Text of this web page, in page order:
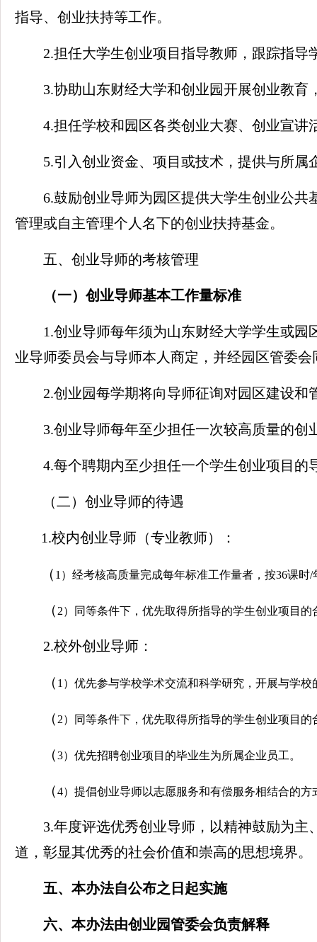
指导、创业扶持等工作。
2.担任大学生创业项目指导教师，跟踪指
3.协助山东财经大学和创业园开展创业教
4.担任学校和园区各类创业大赛、创业宣
5.引入创业资金、项目或技术，提供与所属
6.鼓励创业导师为园区提供大学生创业公
管理或自主管理个人名下的创业扶持基金。
五、创业导师的考核管理
（一）创业导师基本工作量标准
1.创业导师每年须为山东财经大学学生或
业导师委员会与导师本人商定，并经园区管委
2.创业园每学期将向导师征询对园区建设
3.创业导师每年至少担任一次较高质量的
4.每个聘期内至少担任一个学生创业项目
（二）创业导师的待遇
1.校内创业导师（专业教师）：
（ 1）经考核高质量完成每年标准工作量者，按36课
（ 2）同等条件下，优先取得所指导的学生创业项目
2.校外创业导师：
（ 1）优先参与学校学术交流和科学研究，开展与学
（ 2）同等条件下，优先取得所指导的学生创业项目
（3）优先招聘创业项目的毕业生为所属企业员工。
（4）提倡创业导师以志愿服务和有偿服务相结合的方
3.年度评选优秀创业导师，以精神鼓励为
道，彰显其优秀的社会价值和崇高的思想境界。
五、本办法自公布之日起实施
六、本办法由创业园管委会负责解释